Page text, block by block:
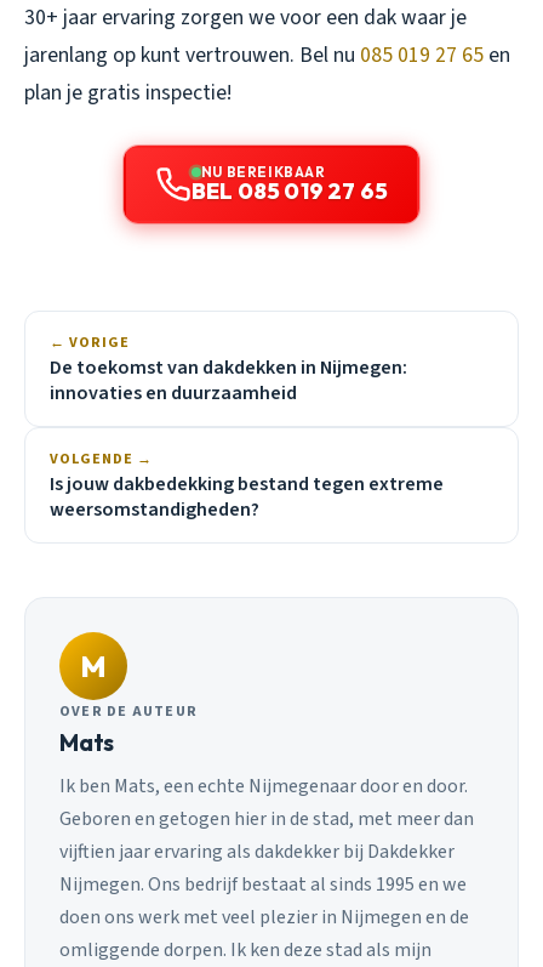
30+ jaar ervaring zorgen we voor een dak waar je
jarenlang op kunt vertrouwen. Bel nu 085 019 27 65 en
plan je gratis inspectie!
NU BEREIKBAAR
BEL 085 019 27 65
← VORIGE
De toekomst van dakdekken in Nijmegen:
innovaties en duurzaamheid
VOLGENDE →
Is jouw dakbedekking bestand tegen extreme
weersomstandigheden?
M
OVER DE AUTEUR
Mats
Ik ben Mats, een echte Nijmegenaar door en door.
Geboren en getogen hier in de stad, met meer dan
vijftien jaar ervaring als dakdekker bij Dakdekker
Nijmegen. Ons bedrijf bestaat al sinds 1995 en we
doen ons werk met veel plezier in Nijmegen en de
omliggende dorpen. Ik ken deze stad als mijn